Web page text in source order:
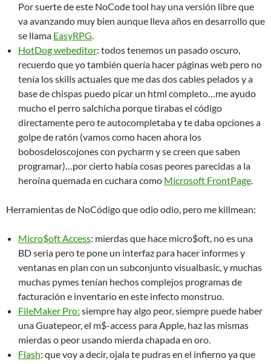
Por suerte de este NoCode tool hay una versión libre que
va avanzando muy bien aunque lleva años en desarrollo que
se llama EasyRPG.
HotDog webeditor: todos tenemos un pasado oscuro,
recuerdo que yo también quería hacer páginas web pero no
tenía los skills actuales que me das dos cables pelados y a
base de chispas puedo picar un html completo…me ayudo
mucho el perro salchicha porque tirabas el código
directamente pero te autocompletaba y te daba opciones a
golpe de ratón (vamos como hacen ahora los
bobosdeloscojones con pycharm y se creen que saben
programar)…por cierto había cosas peores parecidas a la
heroína quemada en cuchara como Microsoft FrontPage.
Herramientas de NoCódigo que odio odio, pero me killmean:
Micro$oft Access: mierdas que hace micro$oft, no es una
BD seria pero te pone un interfaz para hacer informes y
ventanas en plan con un subconjunto visualbasic, y muchas
muchas pymes tenían hechos complejos programas de
facturación e inventario en este infecto monstruo.
FileMaker Pro: siempre hay algo peor, siempre puede haber
una Guatepeor, el m$-access para Apple, haz las mismas
mierdas o peor usando mierda chapada en oro.
Flash: que voy a decir, ojala te pudras en el infierno ya que